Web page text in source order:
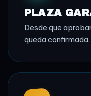
PLAZA
Desde que
queda